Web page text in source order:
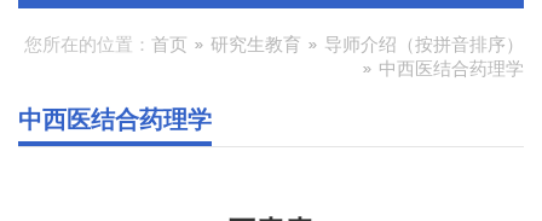
您所在的位置： 首页 研究生教育
导师介绍（按拼音排序）
中西医结合药理学
中西医结合药理学